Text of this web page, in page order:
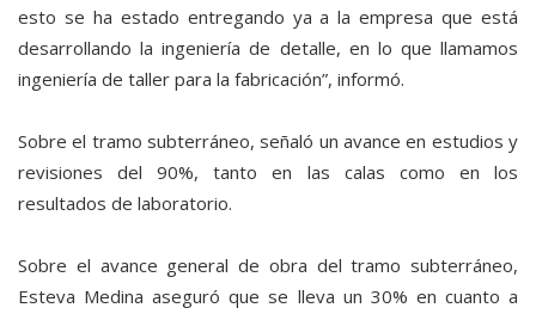
esto se ha estado entregando ya a la empresa que está
desarrollando la ingeniería de detalle, en lo que llamamos
ingeniería de taller para la fabricación”, informó.
Sobre el tramo subterráneo, señaló un avance en estudios y
revisiones del 90%, tanto en las calas como en los
resultados de laboratorio.
Sobre el avance general de obra del tramo subterráneo,
Esteva Medina aseguró que se lleva un 30% en cuanto a